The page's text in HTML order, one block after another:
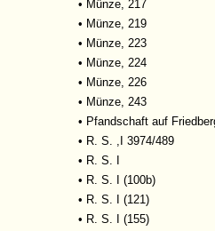
• Münze, 217
• Münze, 219
• Münze, 223
• Münze, 224
• Münze, 226
• Münze, 243
• Pfandschaft auf
• R. S. ,I 3974/489
• R. S. I
• R. S. I (100b)
• R. S. I (121)
• R. S. I (155)